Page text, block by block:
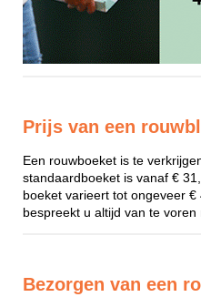
Prijs van een
Een rouwboeket is te
standaardboeket is vanaf €
boeket varieert tot ongeveer
bespreekt u altijd van te voren
Bezorgen van een